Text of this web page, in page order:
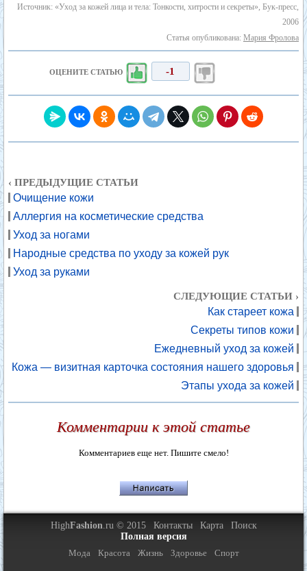
Источник: «Уход за кожей лица и тела: Тонкости, хитрости и секреты», Бук-пресс,
2006
Статья опубликована: Мария Фролова
ОЦЕНИТЕ СТАТЬЮ -1
‹ ПРЕДЫДУЩИЕ СТАТЬИ
Очищение кожи
Аллергия на косметические средства
Уход за ногами
Народные средства по уходу за кожей рук
Уход за руками
СЛЕДУЮЩИЕ СТАТЬИ ›
Как стареет кожа
Секреты типов кожи
Ежедневный уход за кожей
Кожа — визитная карточка состояния нашего здоровья
Этапы ухода за кожей
Комментарии к этой статье
Комментариев еще нет. Пишите смело!
HighFashion.ru © 2015 Контакты Карта
Поиск
Полная версия
Мода
Красота Жизнь Здоровье Спорт